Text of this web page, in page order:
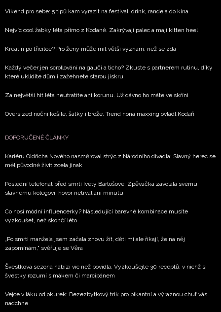
NEWSLETTER
Přihlášením k newsletteru souhlasíte s
podmínkami společnosti BurdaMedia Extra s.r.o.
ochrany soukromí- BurdaMedia Extra s.r.o. bude s
Vašimi údaji pracovat zejména k organizaci a
Chcete navíc dostávat i další zajímavé a exkluzivní
zpracováním údajů k tomuto účelu podle
Zásad ochrany
Víkend pro sebe: 5 tipů kam vyrazit na festival, drink, rande a do kina
Nejvíc cool žabky léta přímo z Kodaně. Zakrývají palec a mají kitten heel
Kreatin po třicítce? Pro ženy může mít větší význam, než se zdá
Každý večer jen scrollování na gauči a ticho? Zkuste s partnerem rutinu, díky
které uklidíte dům i zažehnete starou jiskru
Za největší hit léta neutratíte ani korunu. Už dávno ho máte ve skříni
Oversized noční košile, šátky i brože. Trend nona maxxing ovládl Kodaň
DOPORUČENÉ ČLÁNKY
Kariéru Oldřicha Nového nasměroval strýc z Národního divadla: Slavný herec se
měl původně živit zcela jinak
Poslední telefonát před smrtí Ivety Bartošové: Zpěvačka zavolala svému
slavnému kolegovi, hovor netrval ani minutu
Co nosí módní influencerky? Následující barevné kombinace musíte
vyzkoušet, než skončí léto
„Po smrti manžela jsem začala znovu žít, děti mi ale říkají, že na něj
zapomínám,“ svěřuje se Věra
Švestková sezona nabízí víc než povidla. Vyzkoušejte 30 receptů, v nichž si
švestky rozumí s mákem či marcipánem
Vejce v láku od okurek: Bezezbytkový trik pro pikantní a výraznou chuť vás
nadchne